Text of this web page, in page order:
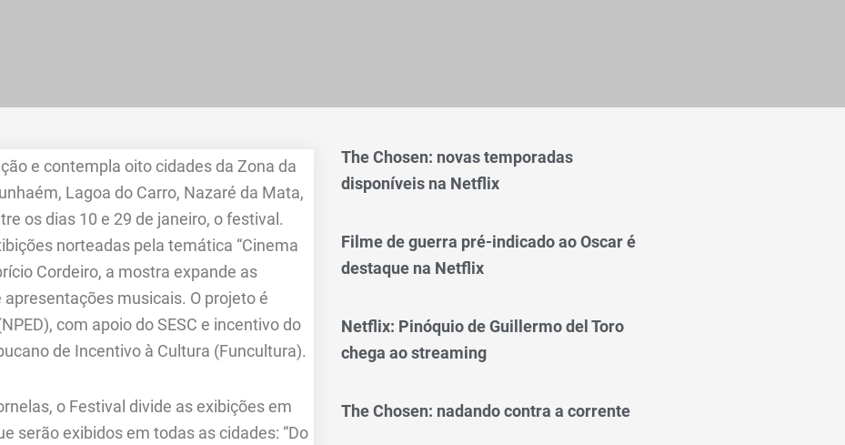
e contempla oito cidades da Zona da
Lagoa do Carro, Nazaré da Mata,
os dias 10 e 29 de janeiro, o festival.
norteadas pela temática “Cinema
Cordeiro, a mostra expande as
musicais. O projeto é
com apoio do SESC e incentivo do
de Incentivo à Cultura (Funcultura).
o Festival divide as exibições em
serão exibidos em todas as cidades: “Do
The Chosen: novas temporadas
disponíveis na Netflix
Filme de guerra pré-indicado ao Oscar é
destaque na Netflix
Netflix: Pinóquio de Guillermo del Toro
chega ao streaming
The Chosen: nadando contra a corrente